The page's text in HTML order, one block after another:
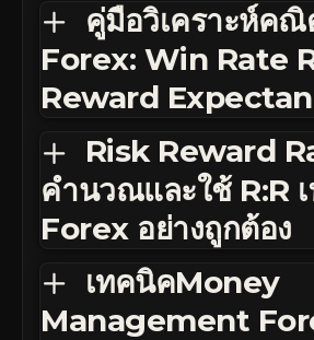
คู่มือวิเคราะห์ค
Forex: Win Rate
Reward
Risk Reward
คำนวณและใช้ R:R
Forex อย่างถูกต้อง
เทคนิคMoney
Management